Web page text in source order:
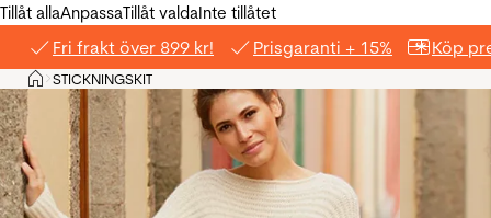
Tillåt allaAnpassaTillåt valdaInte tillåtet
Fri frakt över 899 kr! Prisgaranti + 15% Köp
Hem
>STICKNINGSKIT